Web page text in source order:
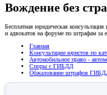
Вождение без
Бесплатная юридическая
и адвокатов на форуме по штрафам за
Главная
Консультации юристов по
Автомобильное право -
Споры с ГИБДД
Обжалование штрафов